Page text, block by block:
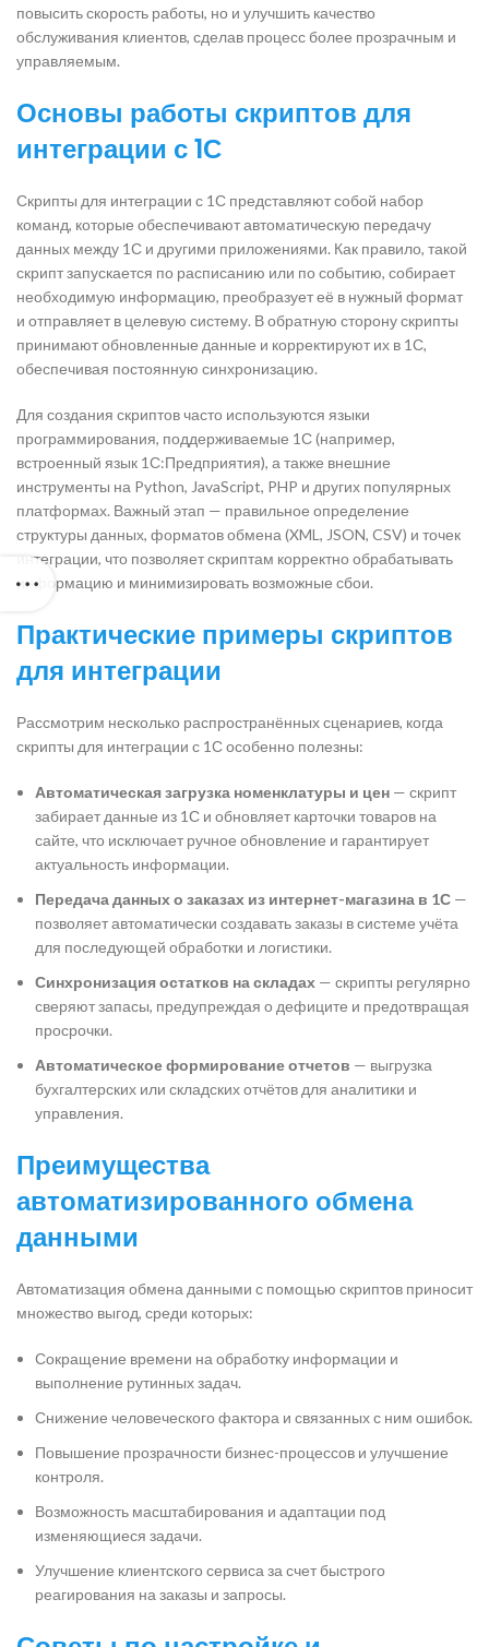
повысить скорость работы, но и улучшить качество
обслуживания клиентов, сделав процесс более прозрачным и
управляемым.
Основы работы скриптов для
интеграции с 1С
Скрипты для интеграции с 1С представляют собой набор
команд, которые обеспечивают автоматическую передачу
данных между 1С и другими приложениями. Как правило, такой
скрипт запускается по расписанию или по событию, собирает
необходимую информацию, преобразует её в нужный формат
и отправляет в целевую систему. В обратную сторону скрипты
принимают обновленные данные и корректируют их в 1С,
обеспечивая постоянную синхронизацию.
Для создания скриптов часто используются языки
программирования, поддерживаемые 1С (например,
встроенный язык 1С:Предприятия), а также внешние
инструменты на Python, JavaScript, PHP и других популярных
платформах. Важный этап — правильное определение
структуры данных, форматов обмена (XML, JSON, CSV) и точек
интеграции, что позволяет скриптам корректно обрабатывать
информацию и минимизировать возможные сбои.
Практические примеры скриптов
для интеграции
Рассмотрим несколько распространённых сценариев, когда
скрипты для интеграции с 1С особенно полезны:
Автоматическая загрузка номенклатуры и цен — скрипт
забирает данные из 1С и обновляет карточки товаров на
сайте, что исключает ручное обновление и гарантирует
актуальность информации.
Передача данных о заказах из интернет-магазина в 1С —
позволяет автоматически создавать заказы в системе учёта
для последующей обработки и логистики.
Синхронизация остатков на складах — скрипты регулярно
сверяют запасы, предупреждая о дефиците и предотвращая
просрочки.
Автоматическое формирование отчетов — выгрузка
бухгалтерских или складских отчётов для аналитики и
управления.
Преимущества
автоматизированного обмена
данными
Автоматизация обмена данными с помощью скриптов приносит
множество выгод, среди которых:
Сокращение времени на обработку информации и
выполнение рутинных задач.
Снижение человеческого фактора и связанных с ним ошибок.
Повышение прозрачности бизнес-процессов и улучшение
контроля.
Возможность масштабирования и адаптации под
изменяющиеся задачи.
Улучшение клиентского сервиса за счет быстрого
реагирования на заказы и запросы.